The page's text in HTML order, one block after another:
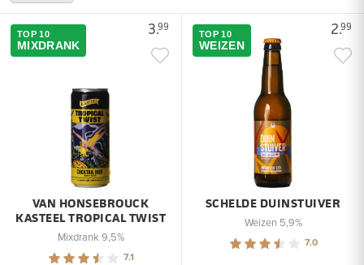
3.99
TOP 10
MIXDRANK
VAN HONSEBROUCK
KASTEEL TROPICAL TWIST
Mixdrank 9,5%
7.1
2.99
TOP 10
WEIZEN
SCHELDE DUINSTUIVER
Weizen 5,9%
7.0